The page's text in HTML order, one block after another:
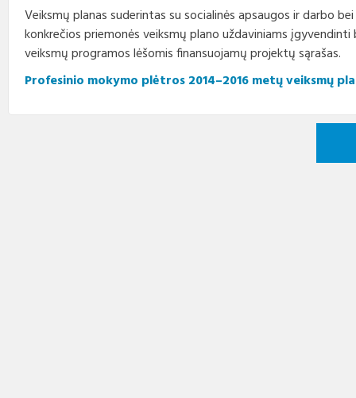
Veiksmų planas suderintas su socialinės apsaugos ir darbo
konkrečios priemonės veiksmų plano uždaviniams
veiksmų programos lėšomis finansuojamų projektų sąrašas.
Profesinio mokymo plėtros 2014–2016 metų veiksmų